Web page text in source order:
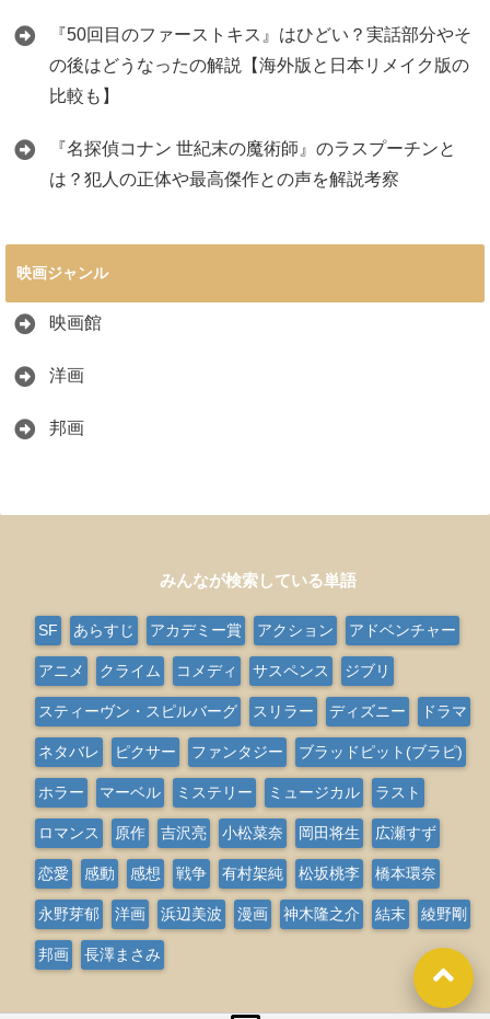
『50回目のファーストキス』はひどい？実話部分やそ
の後はどうなったの解説【海外版と日本リメイク版の
比較も】
『名探偵コナン 世紀末の魔術師』のラスプーチンと
は？犯人の正体や最高傑作との声を解説考察
映画ジャンル
映画館
洋画
邦画
みんなが検索している単語
SF あらすじ アカデミー賞 アクション アドベンチャー
アニメ クライム コメディ サスペンス ジブリ
スティーヴン・スピルバーグ スリラー ディズニー ドラマ
ネタバレ ピクサー ファンタジー ブラッドピット(ブラピ)
ホラー マーベル ミステリー ミュージカル ラスト
ロマンス 原作 吉沢亮 小松菜奈 岡田将生 広瀬すず
恋愛 感動 感想 戦争 有村架純 松坂桃李 橋本環奈
永野芽郁 洋画 浜辺美波 漫画 神木隆之介 結末 綾野剛
邦画 長澤まさみ